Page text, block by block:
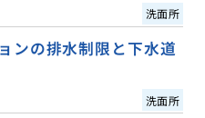
洗面所
ンの排水制限と下水道
洗面所